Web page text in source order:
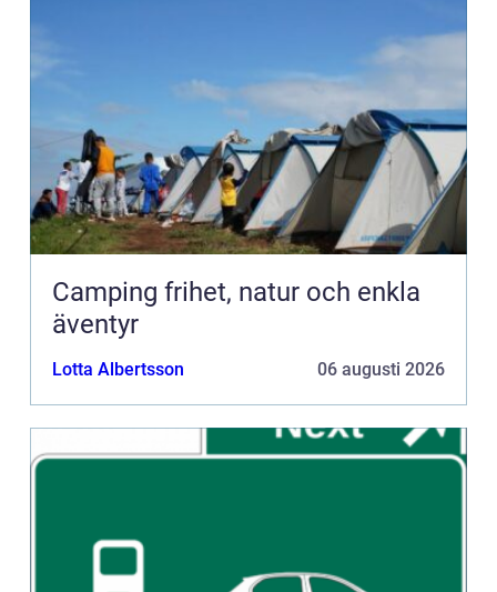
Camping frihet, natur och enkla
äventyr
Lotta Albertsson 06 augusti 2026